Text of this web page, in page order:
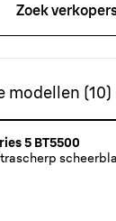
Zoek
modellen (10)
5 BT5500